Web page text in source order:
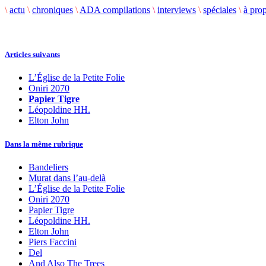
\ actu \ chroniques \ ADA compilations \ interviews \ spéciales \ à
Articles suivants
L’Église de la Petite Folie
Oniri 2070
Papier Tigre
Léopoldine HH.
Elton John
Dans la même rubrique
Bandeliers
Murat dans l’au-delà
L’Église de la Petite Folie
Oniri 2070
Papier Tigre
Léopoldine HH.
Elton John
Piers Faccini
Del
And Also The Trees